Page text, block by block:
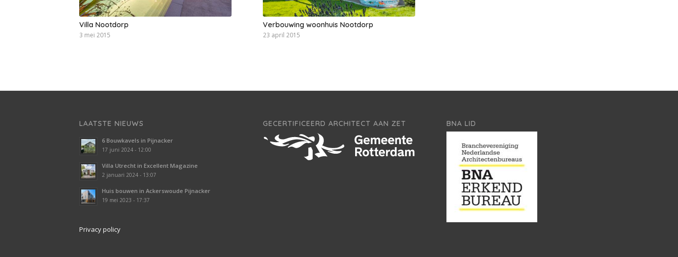
Villa Nootdorp
3 mei 2015
Verbouwing woonhuis Nootdorp
23 april 2015
LAATSTE NIEUWS
6 Bouwkavels in Pijnacker
17 juni 2024 - 12:00
Villa Utrecht in Excellent Magazine
2 januari 2024 - 13:07
Huis bouwen in Ackerswoude Pijnacker
19 mei 2023 - 17:37
Privacy policy
GECERTIFICEERD ARCHITECT AAN ZET BNA LID